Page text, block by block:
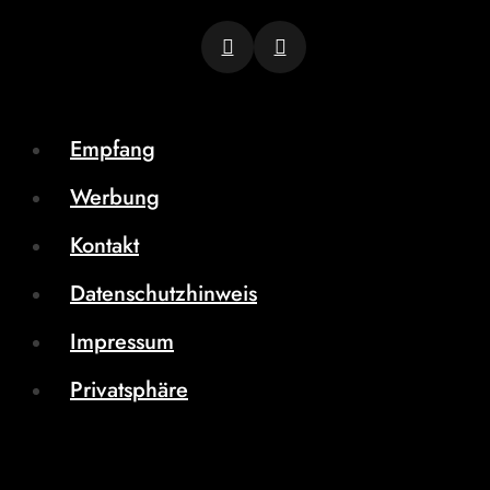
Empfang
Werbung
Kontakt
Datenschutzhinweis
Impressum
Privatsphäre